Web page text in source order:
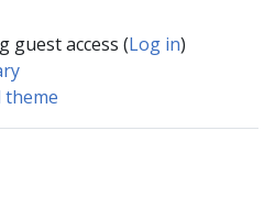
guest access (Log in)
theme